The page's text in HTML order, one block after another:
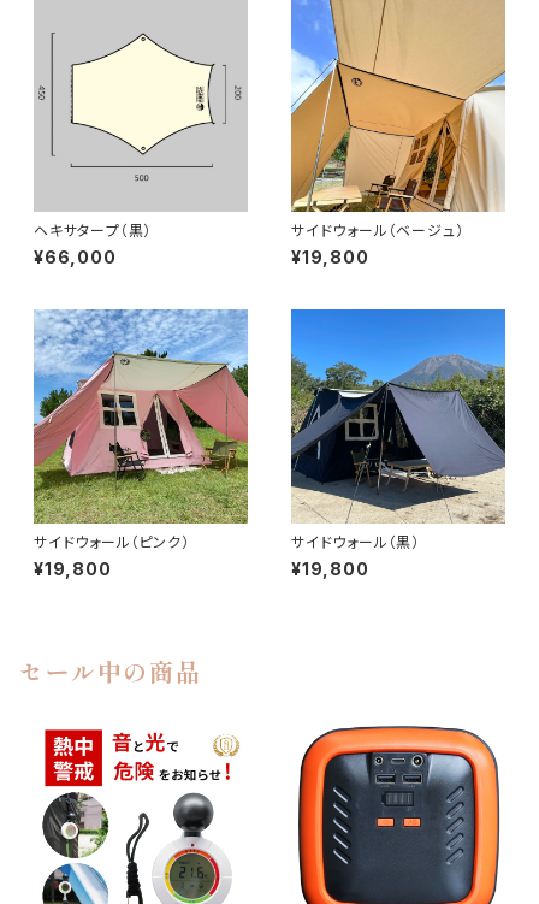
ヘキサタープ（黒）
¥66,000
サイドウォール（ベージュ）
¥19,800
サイドウォール（ピンク）
¥19,800
サイドウォール（黒）
¥19,800
セール中の商品